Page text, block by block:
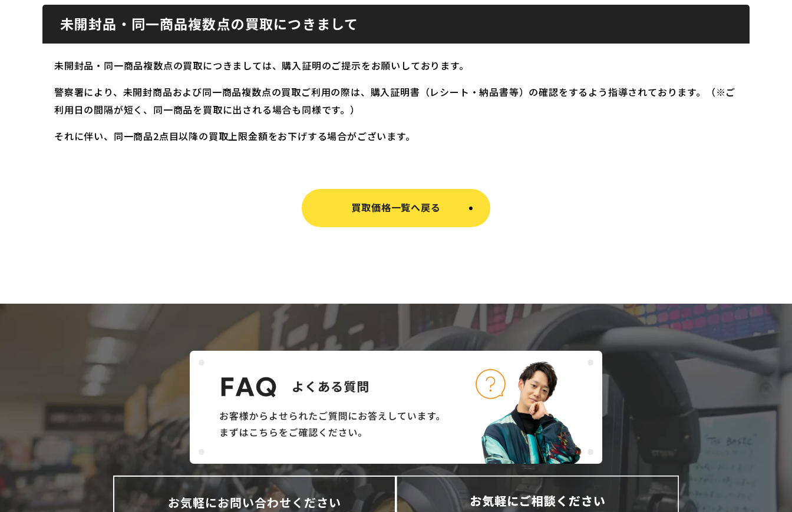
未開封品・同一商品複数点の買取につきまして
未開封品・同一商品複数点の買取につきましては、購入証明のご提示をお願いしております。
警察署により、未開封商品および同一商品複数点の買取ご利用の際は、購入証明書（レシート・納品書等）の確認をするよう指導されております。（※ご
利用日の間隔が短く、同一商品を買取に出される場合も同様です。）
それに伴い、同一商品2点目以降の買取上限金額をお下げする場合がございます。
買取価格一覧へ戻る
お気軽にお問い合わせください